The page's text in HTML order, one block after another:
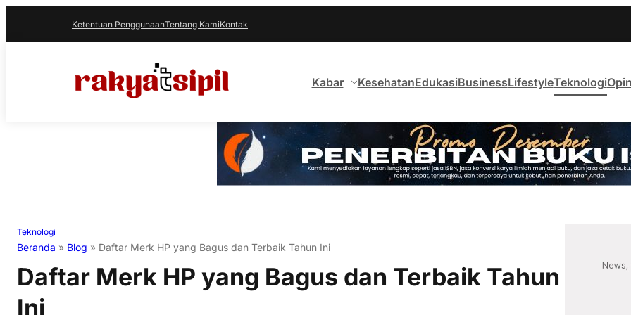
Ketentuan PenggunaanTentang KamiKontak
Kabar KesehatanEdukasiBusinessLifestyleTeknologi
Teknologi
Beranda » Blog » Daftar Merk HP yang Bagus dan Terbaik Tahun Ini
Daftar Merk HP yang Bagus dan Terbaik Tahun
Ini